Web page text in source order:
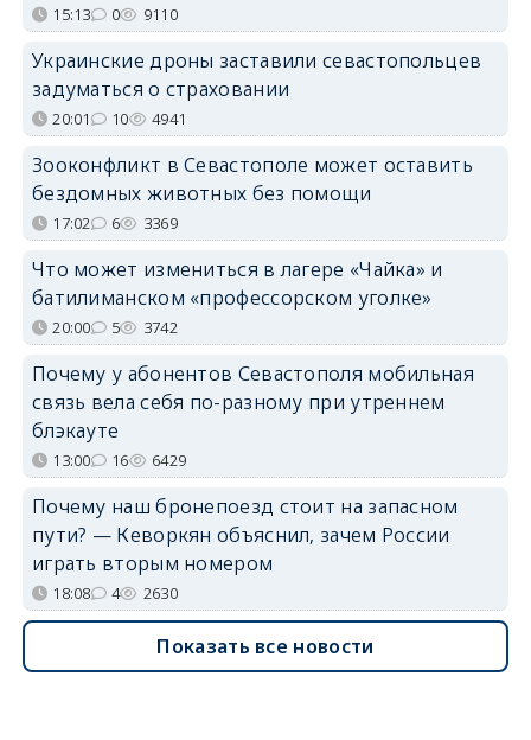
15:13 0 9110
Украинские дроны заставили севастопольцев
задуматься о страховании
20:01 10 4941
Зооконфликт в Севастополе может оставить
бездомных животных без помощи
17:02 6 3369
Что может измениться в лагере «Чайка» и
батилиманском «профессорском уголке»
20:00 5 3742
Почему у абонентов Севастополя мобильная
связь вела себя по-разному при утреннем
блэкауте
13:00 16 6429
Почему наш бронепоезд стоит на запасном
пути? — Кеворкян объяснил, зачем России
играть вторым номером
18:08 4 2630
Показать все новости